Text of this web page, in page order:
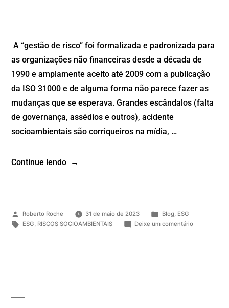
A “gestão de risco” foi formalizada e padronizada para
as organizações não financeiras desde a década de
1990 e amplamente aceito até 2009 com a publicação
da ISO 31000 e de alguma forma não parece fazer as
mudanças que se esperava. Grandes escândalos (falta
de governança, assédios e outros), acidente
socioambientais são corriqueiros na mídia, …
Continue lendo
Roberto Roche 31 de maio de 2023 Blog, ESG
ESG, RISCOS SOCIOAMBIENTAIS Deixe um comentário